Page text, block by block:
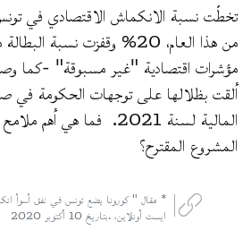
تخطّت نسبة الانكماش الاقتصادي في
مؤشرات اقتصادية "غير مسبوقة" -كما
ألقت بظلالها على توجهات الحكومة في
المالية لسنة 2021. فما هي
المشروع المقترح؟
* مقال " كورونا يضع تونس في نفق أسوأ
ايست أونلاين، .بتاريخ 10 أكتوبر 2020